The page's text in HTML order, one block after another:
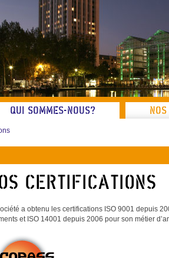
QUI SOMMES-NOUS?
certifications
a obtenu les certifications ISO 9001 depuis
et ISO 14001 depuis 2006 pour son métier